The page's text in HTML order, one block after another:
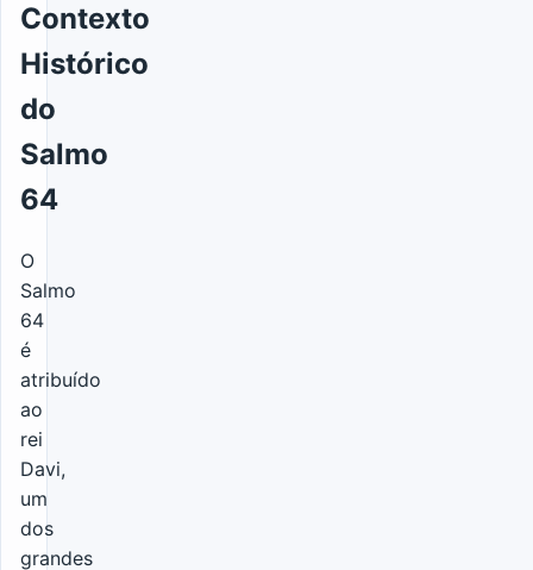
Contexto
Histórico
do
Salmo
64
O
Salmo
64
é
atribuído
ao
rei
Davi,
um
dos
grandes